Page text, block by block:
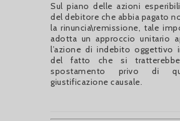
Sul piano delle azioni
del debitore che abbia pagato
la rinuncia\remissione, tale
adotta un approccio unitario
l’azione di indebito oggettivo
del fatto che si
spostamento privo di
giustificazione causale.